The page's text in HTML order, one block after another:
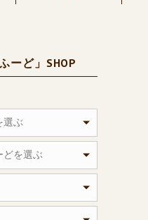
ーど」SHOP
選ぶ
どを選ぶ